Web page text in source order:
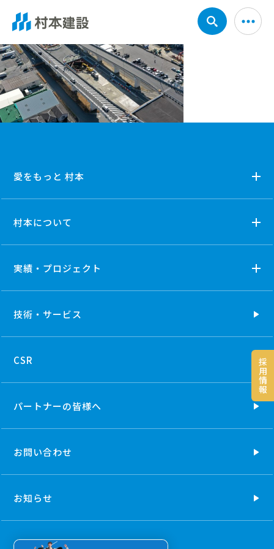
採
用
情
報
愛をもっと 村本
村本について
実績・プロジェクト
技術・ サービス
CSR
パートナーの皆様へ
お問い合わせ
お知らせ